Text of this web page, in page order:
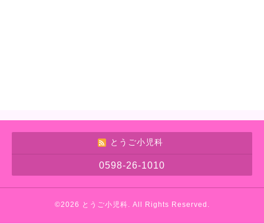
とうご小児科
0598-26-1010
©2026 とうご小児科 . All Rights Reserved.